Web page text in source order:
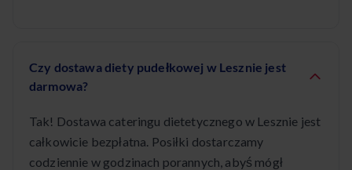
Czy dostawa diety pudełkowej w Lesznie jest
darmowa?
Tak! Dostawa cateringu dietetycznego w Lesznie jest
całkowicie bezpłatna. Posiłki dostarczamy
codziennie w godzinach porannych, abyś mógł